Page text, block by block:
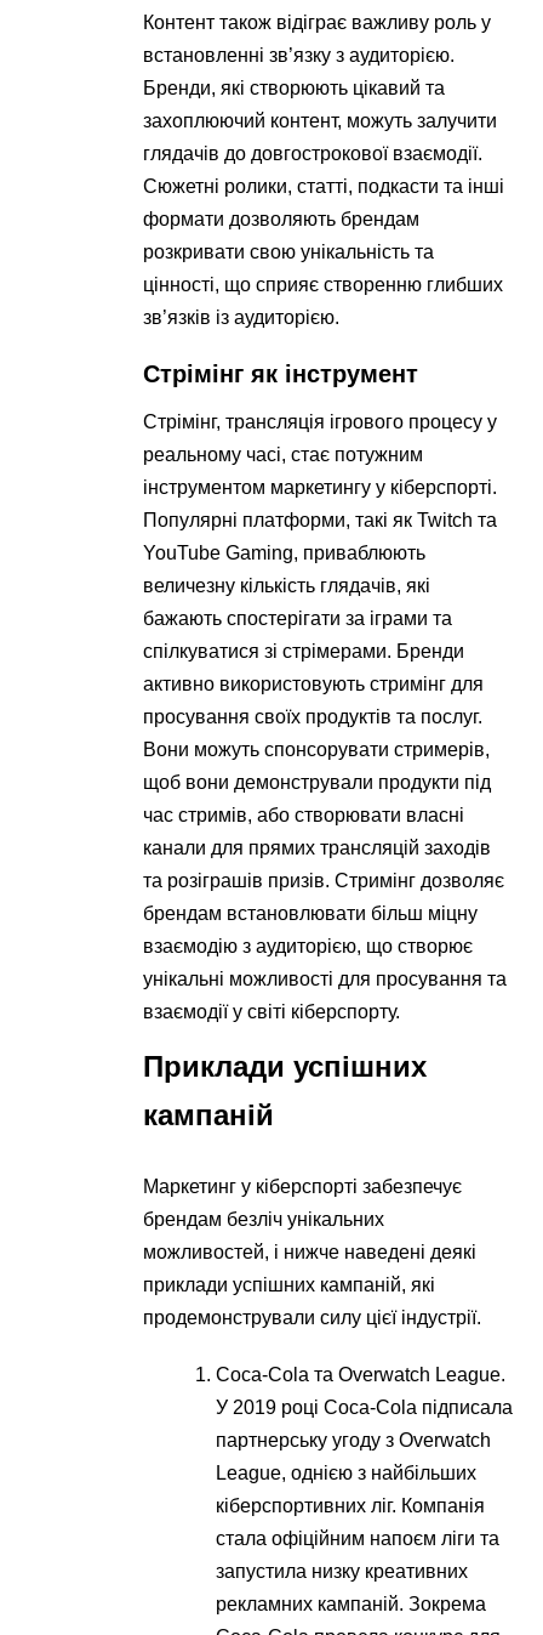
Контент також відіграє важливу роль у
встановленні зв’язку з аудиторією.
Бренди, які створюють цікавий та
захоплюючий контент, можуть залучити
глядачів до довгострокової взаємодії.
Сюжетні ролики, статті, подкасти та інші
формати дозволяють брендам
розкривати свою унікальність та
цінності, що сприяє створенню глибших
зв’язків із аудиторією.
Стрімінг як інструмент
Стрімінг, трансляція ігрового процесу у
реальному часі, стає потужним
інструментом маркетингу у кіберспорті.
Популярні платформи, такі як Twitch та
YouTube Gaming, приваблюють
величезну кількість глядачів, які
бажають спостерігати за іграми та
спілкуватися зі стрімерами. Бренди
активно використовують стримінг для
просування своїх продуктів та послуг.
Вони можуть спонсорувати стримерів,
щоб вони демонстрували продукти під
час стримів, або створювати власні
канали для прямих трансляцій заходів
та розіграшів призів. Стримінг дозволяє
брендам встановлювати більш міцну
взаємодію з аудиторією, що створює
унікальні можливості для просування та
взаємодії у світі кіберспорту.
Приклади успішних
кампаній
Маркетинг у кіберспорті забезпечує
брендам безліч унікальних
можливостей, і нижче наведені деякі
приклади успішних кампаній, які
продемонстрували силу цієї індустрії.
Coca-Cola та Overwatch League.
У 2019 році Coca-Cola підписала
партнерську угоду з Overwatch
League, однією з найбільших
кіберспортивних ліг. Компанія
стала офіційним напоєм ліги та
запустила низку креативних
рекламних кампаній. Зокрема